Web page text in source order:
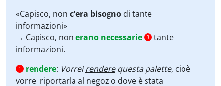
«Capisco, non c'era bisogno di tante
informazioni»
→ Capisco, non erano necessarie 3 tante
informazioni.
1 rendere: Vorreirenderequesta palette, cioè
vorrei riportarla al negozio dove è stata